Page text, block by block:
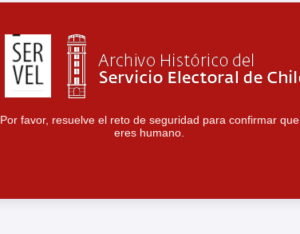
Por favor, resuelve el reto de seguridad para confirmar que
eres humano.